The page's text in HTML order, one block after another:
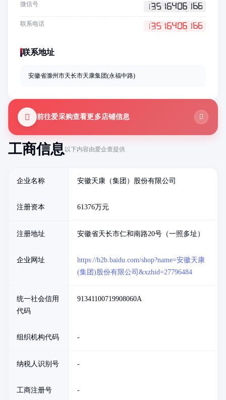
工商信息以下内容由爱企查提供
企业名称 安徽天康（集团）股份有限公司
注册资本 61376万元
注册地址 安徽省天长市仁和南路20号（一照多址）
企业网址
https://b2b.baidu.com/shop?name=安徽天康
(集团)股份有限公司&xzhid=27796484
统一社会信用
代码
91341100719908060A
组织机构代码 -
纳税人识别号 -
工商注册号 -
微信号
联系电话
联系地址
安徽省滁州市天长市天康集团(永福中路)
前往爱采购查看更多店铺信息